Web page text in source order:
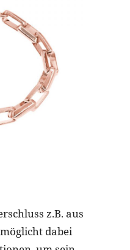
z.B. aus
dabei